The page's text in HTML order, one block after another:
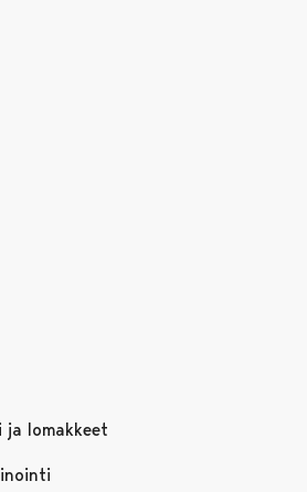
Instagramissa
välilehdessä
Youtubessa
uudessa välilehdessä
ja lomakkeet